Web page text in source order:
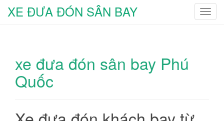
T
XE ĐƯA ĐÓN SÂN BAY
xe đưa đón sân bay Phú
Quốc